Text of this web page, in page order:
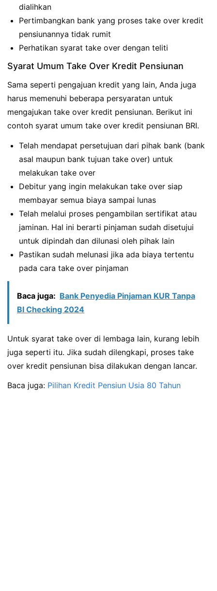
dialihkan
Pertimbangkan bank yang proses take over kredit
pensiunannya tidak rumit
Perhatikan syarat take over dengan teliti
Syarat Umum Take Over Kredit Pensiunan
Sama seperti pengajuan kredit yang lain, Anda juga
harus memenuhi beberapa persyaratan untuk
mengajukan take over kredit pensiunan. Berikut ini
contoh syarat umum take over kredit pensiunan BRI.
Telah mendapat persetujuan dari pihak bank (bank
asal maupun bank tujuan take over) untuk
melakukan take over
Debitur yang ingin melakukan take over siap
membayar semua biaya sampai lunas
Telah melalui proses pengambilan sertifikat atau
jaminan. Hal ini berarti pinjaman sudah disetujui
untuk dipindah dan dilunasi oleh pihak lain
Pastikan sudah melunasi jika ada biaya tertentu
pada cara take over pinjaman
Baca juga: Bank Penyedia Pinjaman KUR Tanpa
BI Checking 2024
Untuk syarat take over di lembaga lain, kurang lebih
juga seperti itu. Jika sudah dilengkapi, proses take
over kredit pensiunan bisa dilakukan dengan lancar.
Baca juga: Pilihan Kredit Pensiun Usia 80 Tahun